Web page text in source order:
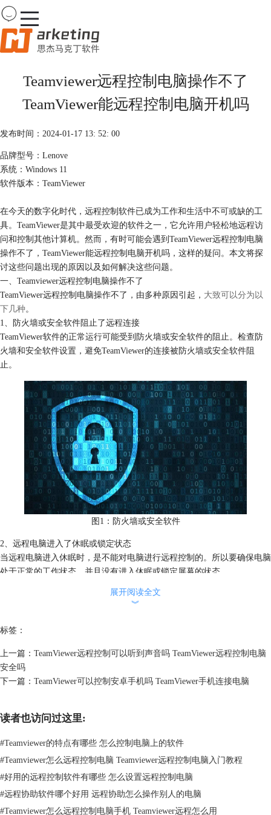
购买
服务
Teamviewer远程控制电脑操作不了
TeamViewer能远程控制电脑开机吗
发布时间：2024-01-17 13: 52: 00
品牌型号：Lenove
系统：Windows 11
软件版本：TeamViewer
在今天的数字化时代，远程控制软件已成为工作和生活中不可或缺的工
具。TeamViewer是其中最受欢迎的软件之一，它允许用户轻松地远程访
问和控制其他计算机。然而，有时可能会遇到TeamViewer远程控制电脑
操作不了，TeamViewer能远程控制电脑开机吗，这样的疑问。本文将探
讨这些问题出现的原因以及如何解决这些问题。
一、Teamviewer远程控制电脑操作不了
TeamViewer远程控制电脑操作不了，由多种原因引起， 大致可以分为以
下几种。
1、防火墙或安全软件阻止了远程连接
TeamViewer软件的正常运行可能受到防火墙或安全软件的阻止。检查防
火墙和安全软件设置，避免TeamViewer的连接被防火墙或安全软件阻
止。
图1：防火墙或安全软件
2、远程电脑进入了休眠或锁定状态
当远程电脑进入休眠时，是不能对电脑进行远程控制的。所以要确保电脑
处于正常的工作状态，并且没有进入休眠或锁定屏幕的状态。
3、TeamViewer版本不兼容
4、网络问题
进行TeamViewer远程连接时，要确保两台电脑的网络都可连接，并且网
络稳定。
展开阅读全文
︾
标签：
上一篇： TeamViewer远程控制可以听到声音吗 TeamViewer远程控制电脑
安全吗
下一篇： TeamViewer可以控制安卓手机吗 TeamViewer手机连接电脑
读者也访问过这里:
#Teamviewer的特点有哪些 怎么控制电脑上的软件
#Teamviewer怎么远程控制电脑 Teamviewer远程控制电脑入门教程
#好用的远程控制软件有哪些 怎么设置远程控制电脑
#远程协助软件哪个好用 远程协助怎么操作别人的电脑
#Teamviewer怎么远程控制电脑手机 Teamviewer远程怎么用